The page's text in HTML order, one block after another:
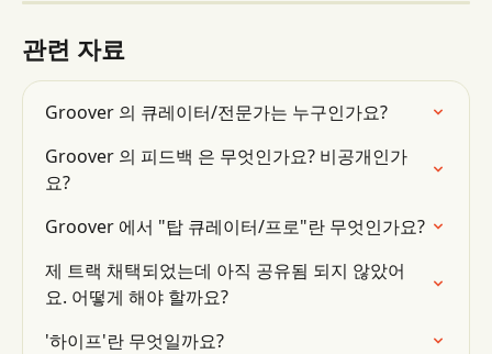
관련 자료
Groover 의 큐레이터/전문가는 누구인가요?
Groover 의 피드백 은 무엇인가요? 비공개인가
요?
Groover 에서 "탑 큐레이터/프로"란 무엇인가요?
제 트랙 채택되었는데 아직 공유됨 되지 않았어
요. 어떻게 해야 할까요?
'하이프'란 무엇일까요?